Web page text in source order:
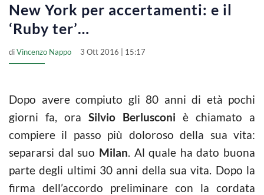
New York per accertamenti: e il
‘Ruby ter’…
diVincenzo Nappo 3 Ott 2016 | 15:17
Dopo avere compiuto gli 80 anni di età pochi
giorni fa, ora Silvio Berlusconi è chiamato a
compiere il passo più doloroso della sua vita:
separarsi dal suo Milan. Al quale ha dato buona
parte degli ultimi 30 anni della sua vita. Dopo la
firma dell’accordo preliminare con la cordata